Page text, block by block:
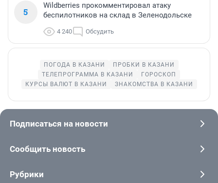
5
Wildberries прокомментировал атаку
беспилотников на склад в Зеленодольске
4 240 Обсудить
ПОГОДА В КАЗАНИ
ПРОБКИ В КАЗАНИ
ТЕЛЕПРОГРАММА В КАЗАНИ
ГОРОСКОП
КУРСЫ ВАЛЮТ В КАЗАНИ
ЗНАКОМСТВА В КАЗАНИ
Подписаться на новости
Сообщить новость
Рубрики